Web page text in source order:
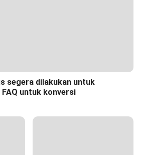
segera dilakukan untuk
untuk konversi